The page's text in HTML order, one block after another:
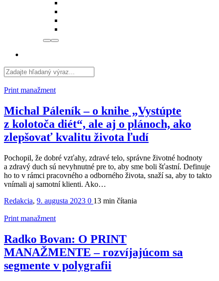
Print manažment
Michal Páleník – o knihe „Vystúpte
z kolotoča diét“, ale aj o plánoch, ako
zlepšovať kvalitu života ľudí
Pochopil, že dobré vzťahy, zdravé telo, správne životné hodnoty
a zdravý duch sú nevyhnutné pre to, aby sme boli šťastní. Definuje
ho to v rámci pracovného a odborného života, snaží sa, aby to takto
vnímali aj samotní klienti. Ako…
Redakcia, 9. augusta 2023 0 13 min čítania
Print manažment
Radko Bovan: O PRINT
MANAŽMENTE – rozvíjajúcom sa
segmente v polygrafii